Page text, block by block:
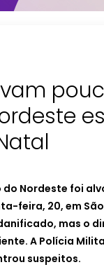
Nordeste foi
feira, 20, em
mas o
A Polícia
suspeitos.